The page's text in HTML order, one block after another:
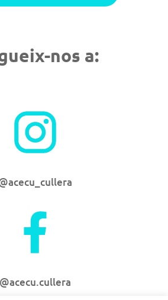
nos a:
@acecu.cullera